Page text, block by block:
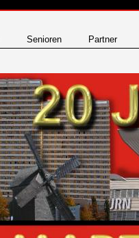
Senioren Partner